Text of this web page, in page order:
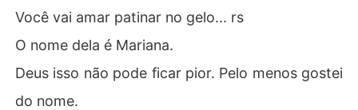
Você vai amar patinar no gelo... rs
O nome dela é Mariana.
Deus isso não pode ficar pior. Pelo menos gostei
do nome.